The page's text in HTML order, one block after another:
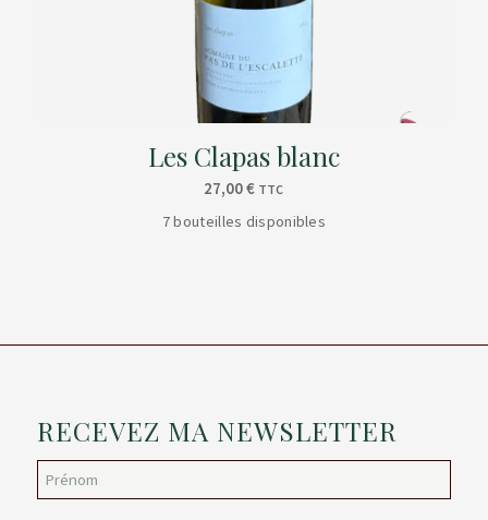
Les Clapas blanc
27,00€ TTC
7 bouteilles disponibles
RECEVEZ MA NEWSLETTER